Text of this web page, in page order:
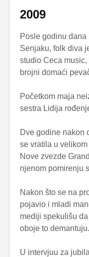
2009
Posle godinu
Senjaku, folk diva
studio Ceca
brojni domaći
Početkom maja
sestra Lidija
Dve godine nakon
se vratila u
Nove zvezde
njenom pomirenju
Nakon što se na
pojavio i mladi
mediji spekulišu
oboje to demantuju.
U intervjuu za